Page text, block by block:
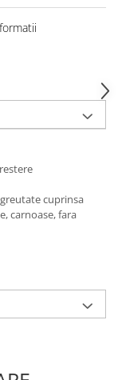
cuprinsa
carnoase, fara